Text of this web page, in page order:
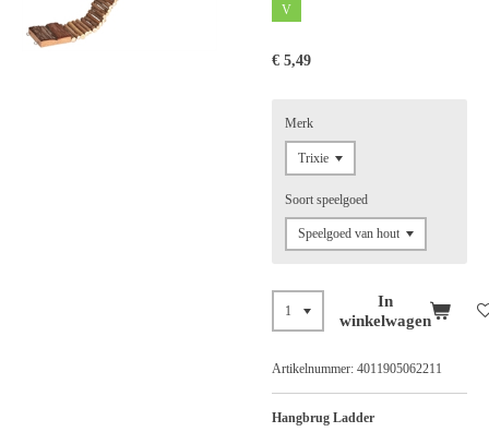
V
€ 5,49
Merk
Soort speelgoed
In
winkelwagen
Artikelnummer: 4011905062211
Hangbrug Ladder